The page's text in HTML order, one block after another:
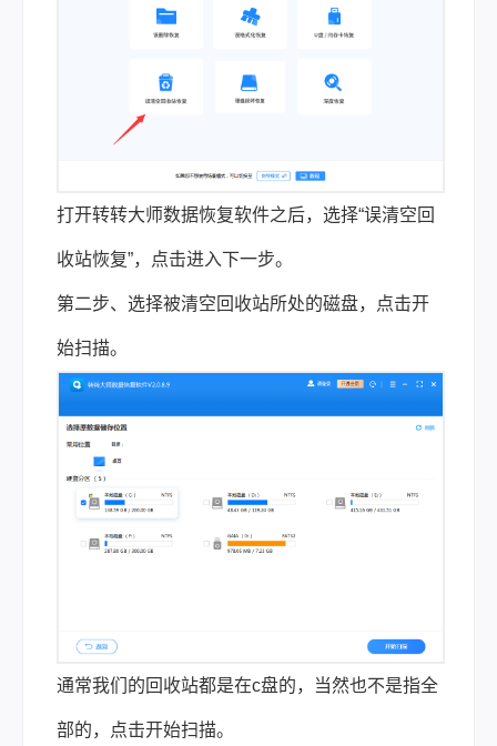
打开转转大师数据恢复软件之后，选择“误清空回
收站恢复”，点击进入下一步。
第二步、选择被清空回收站所处的磁盘，点击开
始扫描。
通常我们的回收站都是在c盘的，当然也不是指全
部的，点击开始扫描。